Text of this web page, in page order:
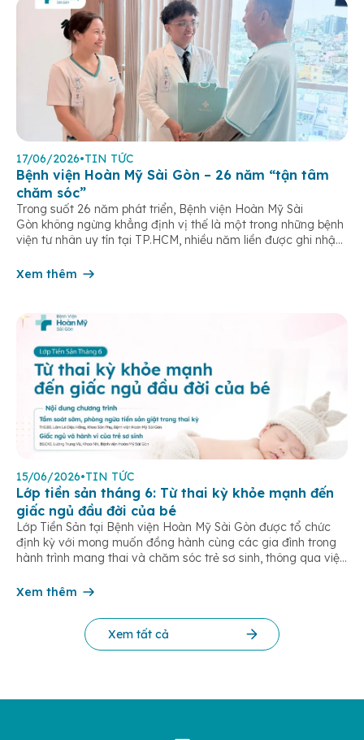
17/06/2026•TIN TỨC
Bệnh viện Hoàn Mỹ Sài Gòn – 26 năm “tận tâm
chăm sóc”
Trong suốt 26 năm phát triển, Bệnh viện Hoàn Mỹ Sài
Gòn không ngừng khẳng định vị thế là một trong những bệnh
viện tư nhân uy tín tại TP.HCM, nhiều năm liền được ghi nhận
tiêu chí đánh giá của Bộ y tế. Điều tạo nên giá trị của […]
Xem thêm
15/06/2026•TIN TỨC
Lớp tiền sản tháng 6: Từ thai kỳ khỏe mạnh đến
giấc ngủ đầu đời của bé
Lớp Tiền Sản tại Bệnh viện Hoàn Mỹ Sài Gòn được tổ chức
định kỳ với mong muốn đồng hành cùng các gia đình trong
hành trình mang thai và chăm sóc trẻ sơ sinh, thông qua việc
kỳ và sau sinh. Trong tháng 6/2026, chương […]
Xem thêm
Xem tất cả